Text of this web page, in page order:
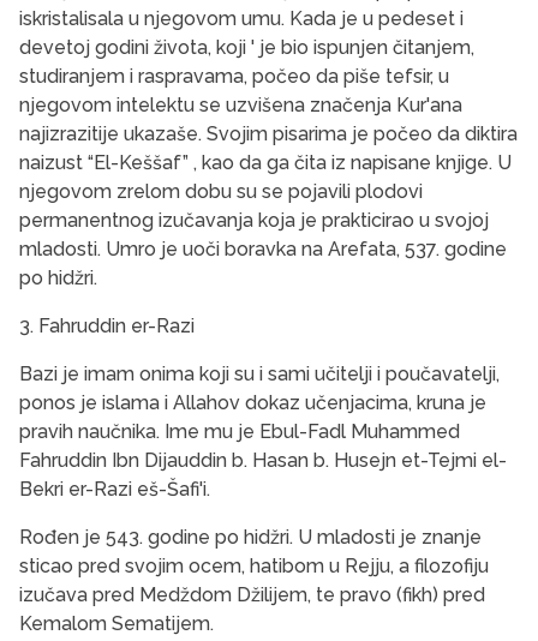
iskristalisala u njegovom umu. Kada je u pedeset i
devetoj godini života, koji ' je bio ispunjen čitanjem,
studiranjem i raspravama, počeo da piše tefsir, u
njegovom intelektu se uzvi­šena značenja Kur'ana
najizrazitije ukazaše. Svo­jim pisarima je počeo da diktira
naizust “El-Keš­šaf” , kao da ga čita iz napisane knjige. U
njegovom zrelom dobu su se pojavili plodovi
permanentnog izučavanja koja je prakticirao u svojoj
mladosti. Umro je uoči boravka na Arefata, 537. godine
po hidžri.
3. Fahruddin er-Razi
Bazi je imam onima koji su i sami učitelji i poučavatelji,
ponos je islama i Allahov dokaz učenjacima, kruna je
pravih naučnika. Ime mu je Ebul-Fadl Muhammed
Fahruddin Ibn Dijauddin b. Hasan b. Husejn et-Tejmi el-
Bekri er-Razi eš-Šafi'i.
Rođen je 543. godine po hidžri. U mladosti je znanje
sticao pred svojim ocem, hatibom u Rejju, a filozofiju
izučava pred Medždom Džilijem, te pravo (fikh) pred
Kemalom Sematijem.